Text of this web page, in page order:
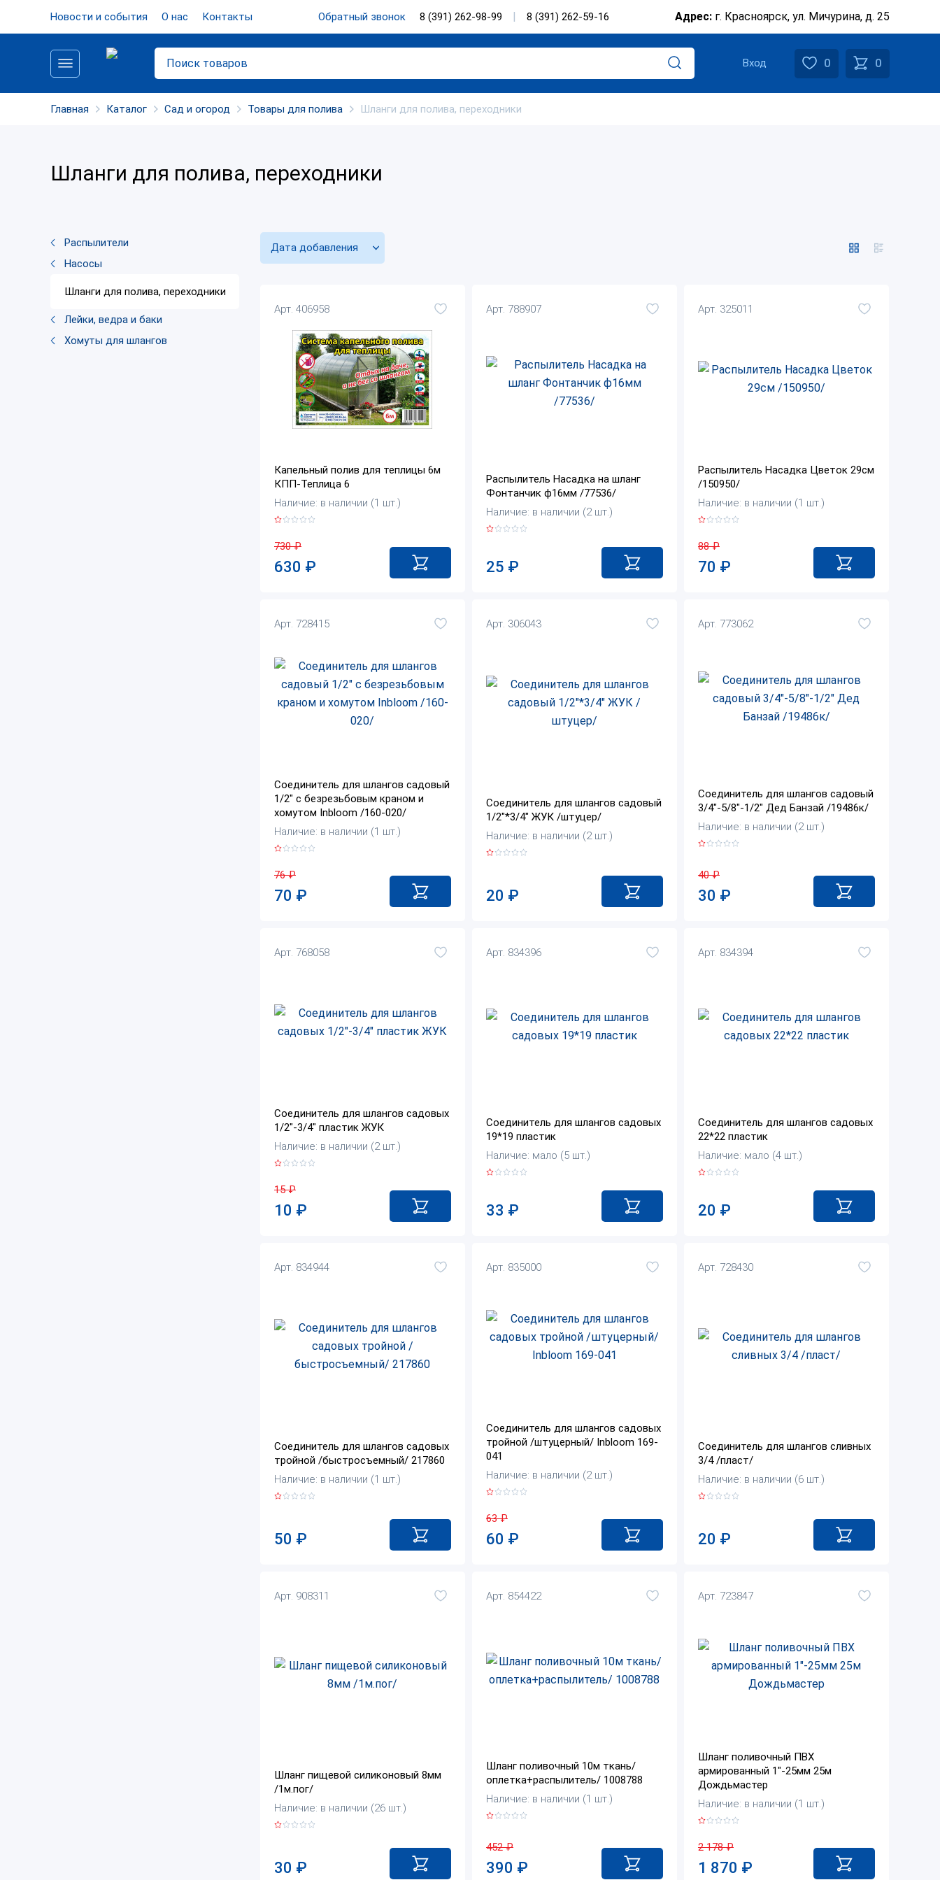
Новости и события О нас Контакты Обратный звонок 8 (391) 262-98-99 8 (391) 262-59-16 Адрес: г. Красноярск, ул. Мичурина, д. 25
Вход 0 0
Главная Каталог Сад и огород Товары для полива Шланги для полива, переходники
Шланги для полива, переходники
Распылители
Насосы
Шланги для полива, переходники
Лейки, ведра и баки
Хомуты для шлангов
Дата добавления
Арт. 406958
Капельный полив для теплицы 6м
КПП-Теплица 6
Наличие: в наличии (1 шт.)
730₽
630 ₽
Арт. 788907
Распылитель Насадка на шланг
Фонтанчик ф16мм /77536/
Наличие: в наличии (2 шт.)
25 ₽
Арт. 325011
Распылитель Насадка Цветок 29см
/150950/
Наличие: в наличии (1 шт.)
88₽
70 ₽
Арт. 728415
Соединитель для шлангов садовый
1/2" с безрезьбовым краном и
хомутом Inbloom /160-020/
Наличие: в наличии (1 шт.)
76₽
70 ₽
Арт. 306043
Соединитель для шлангов садовый
1/2"*3/4" ЖУК /штуцер/
Наличие: в наличии (2 шт.)
20 ₽
Арт. 773062
Соединитель для шлангов садовый
3/4"-5/8"-1/2" Дед Банзай /19486к/
Наличие: в наличии (2 шт.)
40₽
30 ₽
Арт. 768058
Соединитель для шлангов садовых
1/2"-3/4" пластик ЖУК
Наличие: в наличии (2 шт.)
15₽
10 ₽
Арт. 834396
Соединитель для шлангов садовых
19*19 пластик
Наличие: мало (5 шт.)
33 ₽
Арт. 834394
Соединитель для шлангов садовых
22*22 пластик
Наличие: мало (4 шт.)
20 ₽
Арт. 834944
Соединитель для шлангов садовых
тройной /быстросъемный/ 217860
Наличие: в наличии (1 шт.)
50 ₽
Арт. 835000
Соединитель для шлангов садовых
тройной /штуцерный/ Inbloom 169-
041
Наличие: в наличии (2 шт.)
63₽
60 ₽
Арт. 728430
Соединитель для шлангов сливных
3/4 /пласт/
Наличие: в наличии (6 шт.)
20 ₽
Арт. 908311
Шланг пищевой силиконовый 8мм
/1м.пог/
Наличие: в наличии (26 шт.)
30 ₽
Арт. 854422
Шланг поливочный 10м ткань/
оплетка+распылитель/ 1008788
Наличие: в наличии (1 шт.)
452₽
390 ₽
Арт. 723847
Шланг поливочный ПВХ
армированный 1"-25мм 25м
Дождьмастер
Наличие: в наличии (1 шт.)
2 178₽
1 870 ₽